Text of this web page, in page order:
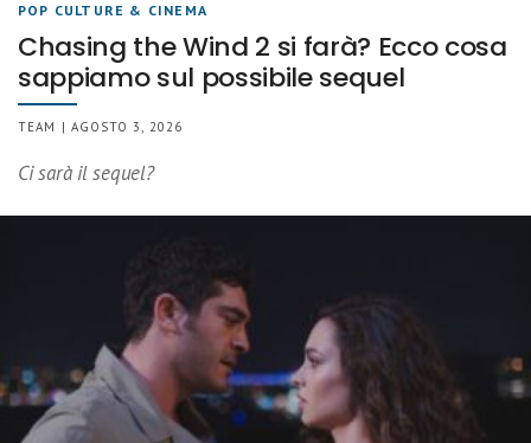
POP CULTURE & CINEMA
Chasing the Wind 2 si farà? Ecco cosa
sappiamo sul possibile sequel
TEAM | AGOSTO 3, 2026
Ci sarà il sequel?